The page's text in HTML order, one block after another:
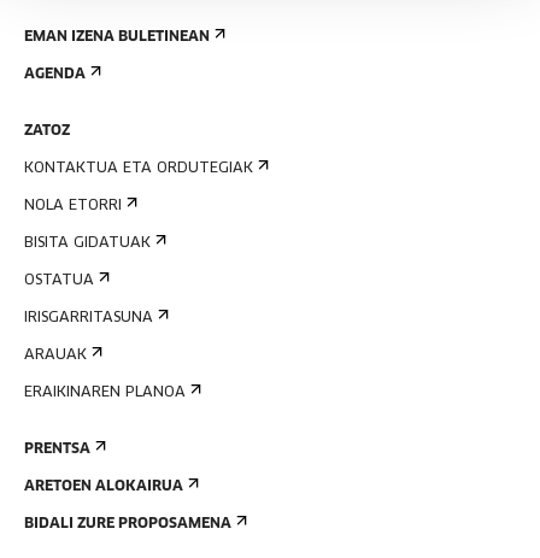
EMAN IZENA BULETINEAN
AGENDA
ZATOZ
KONTAKTUA ETA ORDUTEGIAK
NOLA ETORRI
BISITA GIDATUAK
OSTATUA
IRISGARRITASUNA
ARAUAK
ERAIKINAREN PLANOA
PRENTSA
ARETOEN ALOKAIRUA
BIDALI ZURE PROPOSAMENA